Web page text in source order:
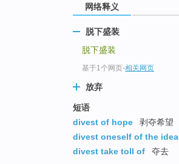
网络释义
脱下盛装
脱下盛装
基于1个网页-相关网页
放弃
短语
divest of hope
剥夺希望
divest oneself of the idea
divest take toll of
夺去